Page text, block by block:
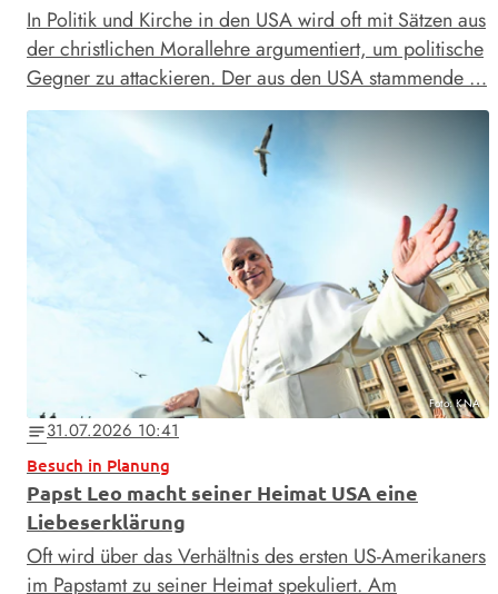
In Politik und Kirche in den USA wird oft mit Sätzen aus
der christlichen Morallehre argumentiert, um politische
Gegner zu attackieren. Der aus den USA stammende …
Foto: KNA
notes31.07.2026 10:41
Besuch in Planung
Papst Leo macht seiner Heimat USA eine
Liebeserklärung
Oft wird über das Verhältnis des ersten US-Amerikaners
im Papstamt zu seiner Heimat spekuliert. Am